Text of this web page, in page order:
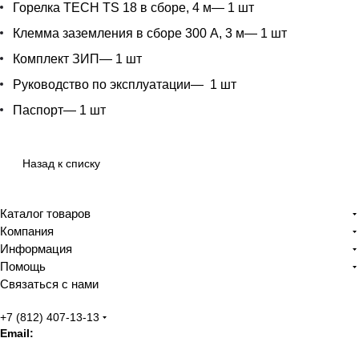
Горелка TECH TS 18 в сборе, 4 м— 1 шт
Клемма заземления в сборе 300 А, 3 м— 1 шт
Комплект ЗИП— 1 шт
Руководство по эксплуатации— 1 шт
Паспорт— 1 шт
Назад к списку
Каталог товаров
Компания
Информация
Помощь
Связаться с нами
+7 (812) 407-13-13
Email: